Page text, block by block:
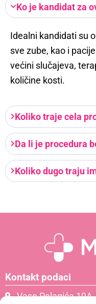
Ko je kandidat za
Idealni kandidati su
sve zube, kao i
većini slučajeva,
količine kosti.
Koliko traje cela
Da li je procedura
Koliko dugo traju
Kontakt podaci
Vase Pelagića